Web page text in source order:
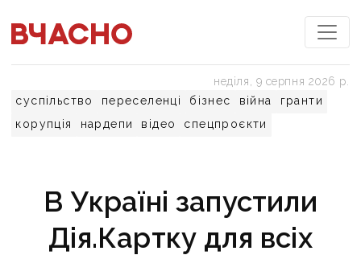
суспільство переселенці бізнес війна
гранти
корупція
нардепи відео спецпроєкти
неділя, 9 серпня 2026 р.
В Україні запустили
Дія.Картку для всіх